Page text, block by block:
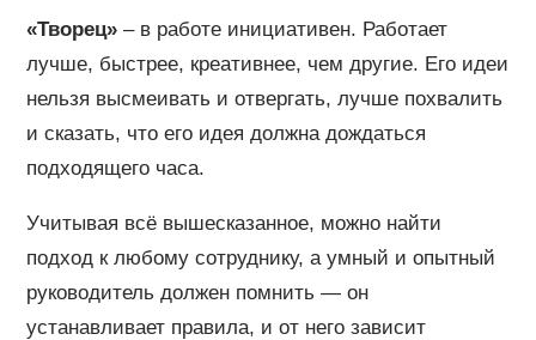
«Творец»– в работе инициативен. Работает
лучше, быстрее, креативнее, чем другие. Его идеи
нельзя высмеивать и отвергать, лучше похвалить
и сказать, что его идея должна дождаться
подходящего часа.
Учитывая всё вышесказанное, можно найти
подход к любому сотруднику, а умный и опытный
руководитель должен помнить — он
устанавливает правила, и от него зависит